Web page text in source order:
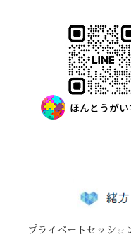
プライベートセッショ